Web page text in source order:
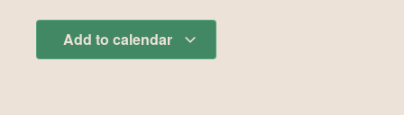
Add to calendar